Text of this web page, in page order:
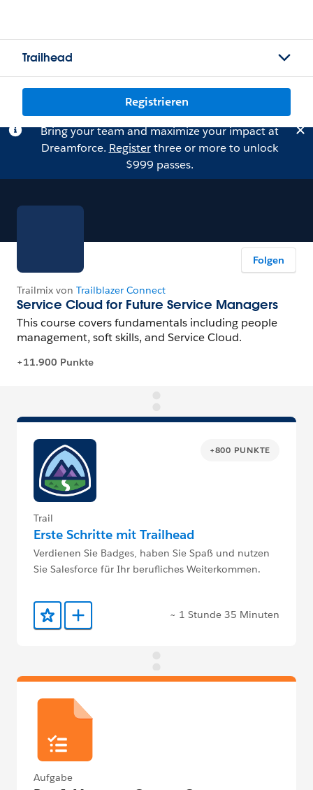
Trailhead
Registrieren
Bring your team and maximize your impact at
Dreamforce. Registerthree or more to unlock
$999 passes.
Folgen
+800 PUNKTE
Trail
Erste Schritte mit Trailhead
Verdienen Sie Badges, haben Sie Spaß und nutzen
Sie Salesforce für Ihr berufliches Weiterkommen.
Zu Favoriten hinzufügen
Zu Trailmix hinzufügen~ 1 Stunde 35 Minuten
Aufgabe